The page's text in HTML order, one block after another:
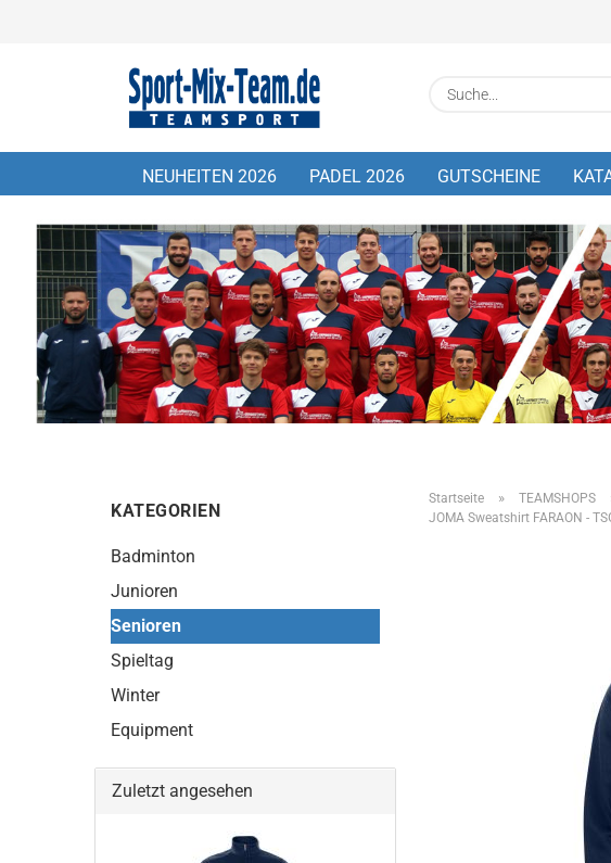
NEUHEITEN 2026 PADEL 2026 GUTSCHEINE
Startseite » TEAMSHOPS
JOMA Sweatshirt FARAON -
KATEGORIEN
Badminton
Junioren
Senioren
Spieltag
Winter
Equipment
Zuletzt angesehen